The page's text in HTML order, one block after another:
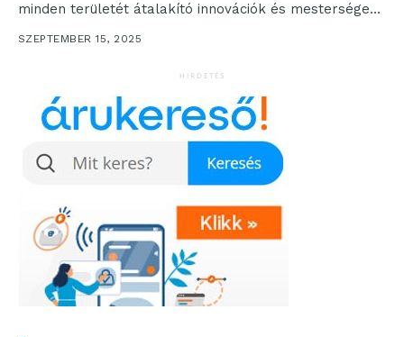
minden területét átalakító innovációk és mesterséges
SZEPTEMBER 15, 2025
HIRDETÉS